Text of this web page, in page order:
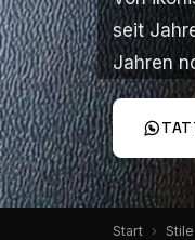
Über
Team
seit
Jahren
seit
Jahren
Start Stile